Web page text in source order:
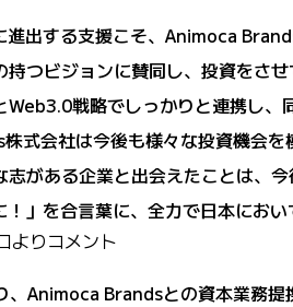
進出する支援こそ、Animoca
つビジョンに賛同し、投資をさせ
戦略でしっかりと連携し
式会社は今後も様々な投資機会
がある企業と出会えたことは、
！」を合言葉に、全力で日本にお
よりコメント
、Animoca Brandsとの資本業務提